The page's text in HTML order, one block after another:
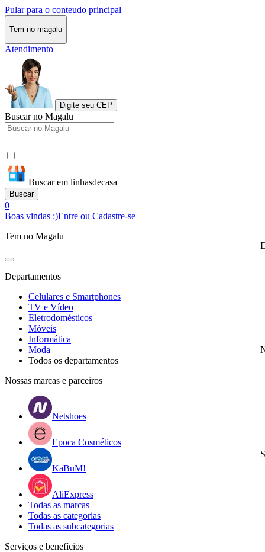
Pular para o conteudo principal
Tem no magalu
Atendimento
Digite seu CEP
Buscar no Magalu
Buscar em linhasdecasa
Buscar
0
Boas vindas :)Entre ou Cadastre-se
Tem no Magalu
Departamentos
Celulares e Smartphones
TV e Vídeo
Eletrodomésticos
Móveis
Informática
Moda
Todos os departamentos
Nossas marcas e parceiros
Netshoes
Epoca Cosméticos
KaBuM!
AliExpress
Todas as marcas
Todas as categorias
Todas as subcategorias
Serviços e benefícios